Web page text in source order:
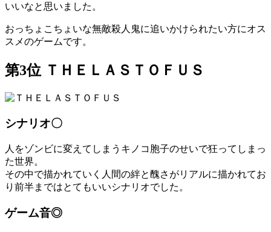
いいなと思いました。
おっちょこちょいな無敵殺人鬼に追いかけられたい方にオス
スメのゲームです。
第3位 ＴＨＥＬＡＳＴＯＦＵＳ
シナリオ〇
人をゾンビに変えてしまうキノコ胞子のせいで狂ってしまっ
た世界。
その中で描かれていく人間の絆と醜さがリアルに描かれてお
り前半まではとてもいいシナリオでした。
ゲーム音◎